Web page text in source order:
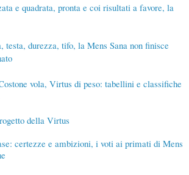
e quadrata, pronta e coi risultati a favore, la
testa, durezza, tifo, la Mens Sana non finisce
vola, Virtus di peso: tabellini e classifiche
della Virtus
certezze e ambizioni, i voti ai primati di Mens